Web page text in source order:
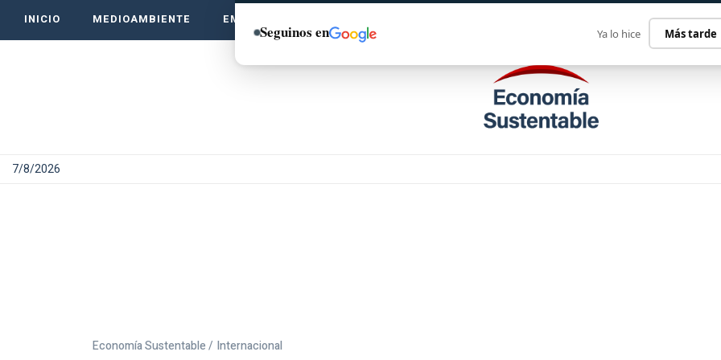
INICIO MEDIOAMBIENTE EMPRENDE VERDE
7/8/2026
Economía Sustentable / Internacional
Seguinos en Ya lo hice Más tarde